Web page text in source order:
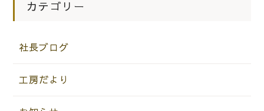
カテゴリー
社長ブログ
工房だより